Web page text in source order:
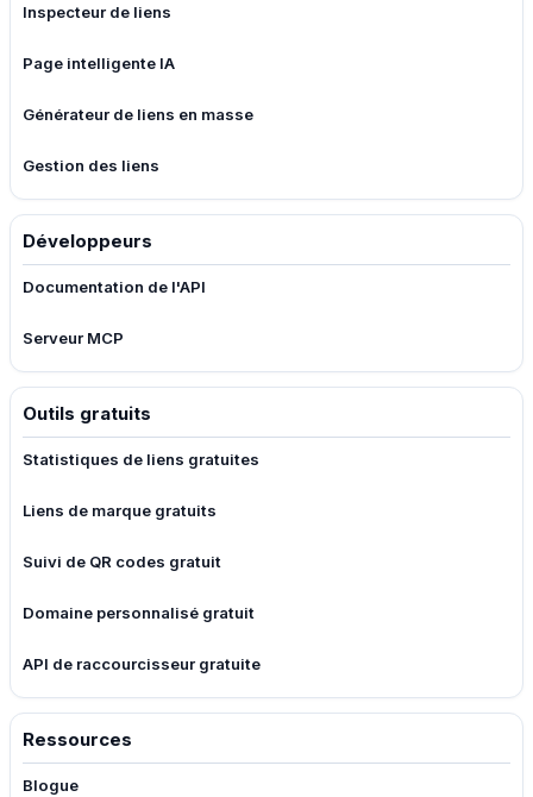
Inspecteur de liens
Page intelligente IA
Générateur de liens en masse
Gestion des liens
Développeurs
Documentation de l'API
Serveur MCP
Outils gratuits
Statistiques de liens gratuites
Liens de marque gratuits
Suivi de QR codes gratuit
Domaine personnalisé gratuit
API de raccourcisseur gratuite
Ressources
Blogue